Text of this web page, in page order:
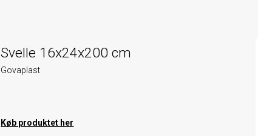
Svelle 16x24x200 cm
Govaplast
Køb produktet her